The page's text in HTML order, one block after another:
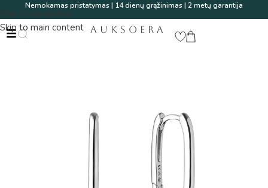
Skip to navigation
Skip to main content
Nemokamas pristatymas | 14 dienų grąžinimas | 2 metų garantija
AUKSOERA